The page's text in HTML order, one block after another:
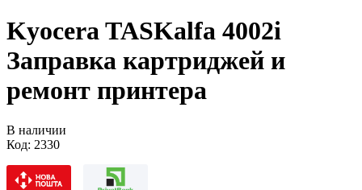
Kyocera TASKalfa 4002i
Заправка картриджей и
ремонт принтера
В наличии
Код: 2330